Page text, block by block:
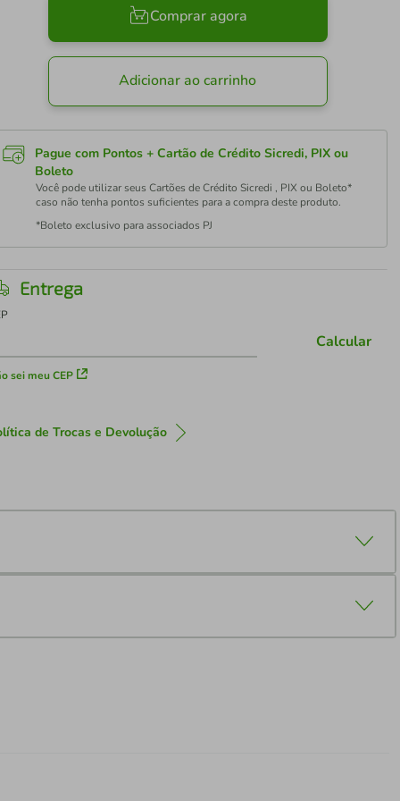
Comprar agora
Adicionar ao carrinho
Pague com Pontos + Cartão de Crédito Sicredi, PIX ou
Boleto
Você pode utilizar seus Cartões de Crédito Sicredi , PIX ou Boleto*
caso não tenha pontos suficientes para a compra deste produto.
*Boleto exclusivo para associados PJ
Entrega
sei meu CEP
Calcular
de Trocas e Devolução